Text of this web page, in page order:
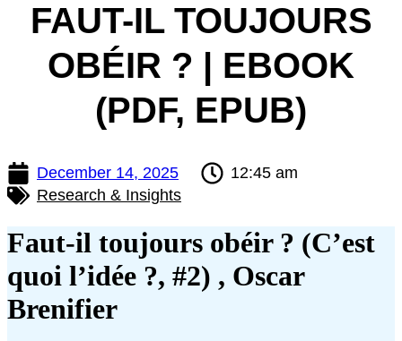
FAUT-IL TOUJOURS
OBÉIR ? | EBOOK
(PDF, EPUB)
December 14, 2025
12:45 am
Research & Insights
Faut-il toujours obéir ? (C’est
quoi l’idée ?, #2) , Oscar
Brenifier